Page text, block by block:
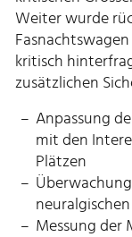
Weiter wurde
kritisch
zusätzlichen
Anpassung
mit den
Plätzen
Messung der